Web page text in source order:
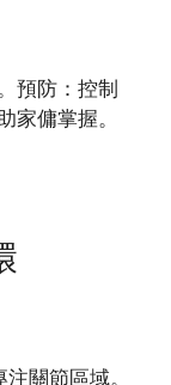
預防：控制
家傭掌握。
關節區域。